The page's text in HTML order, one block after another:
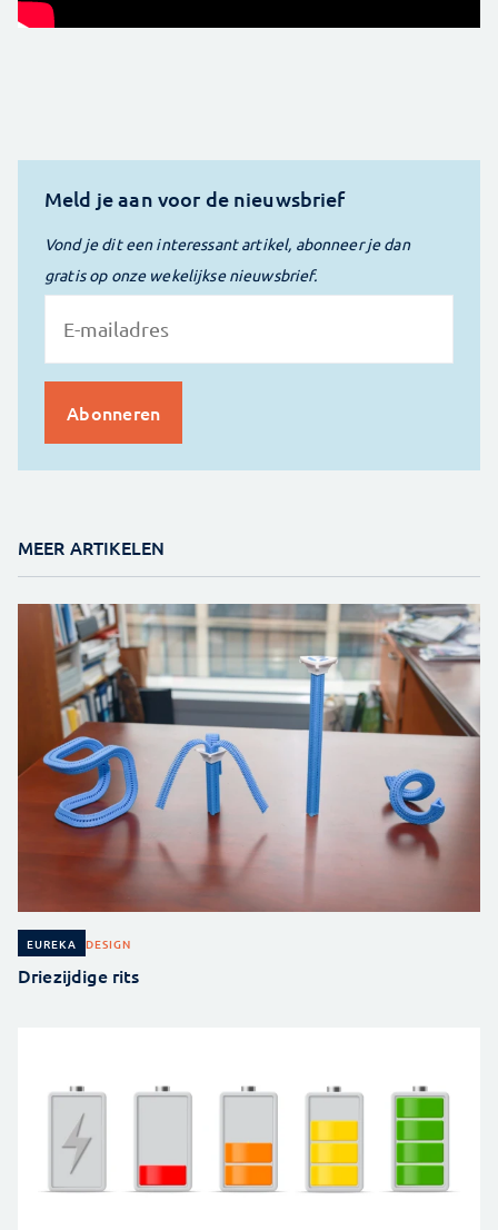
Meld je aan voor de nieuwsbrief
Vond je dit een interessant artikel, abonneer je dan
gratis op onze wekelijkse nieuwsbrief.
MEER ARTIKELEN
EUREKA DESIGN
Driezijdige rits